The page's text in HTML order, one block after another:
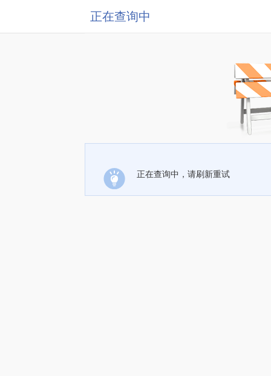
正在查询中
正在查询中，请刷新重试